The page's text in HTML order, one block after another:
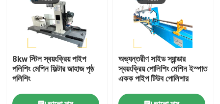
8kw স্টিল স্বয়ংক্রিয় পাইপ
পলিশিং মেশিন ফিল্টার জাহাজ পৃষ্ঠ
পলিশিং
অভ্যন্তরীণ সাইড স্যান্ডার
স্বয়ংক্রিয় পোলিশিং মেশিন ইস্পাত
একক পাইপ টিউব পোলিশার